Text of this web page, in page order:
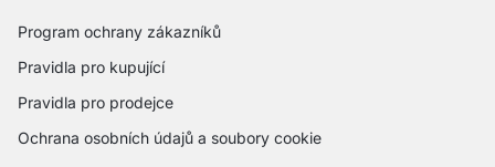
Program ochrany zákazníků
Pravidla pro kupující
Pravidla pro prodejce
Ochrana osobních údajů a soubory cookie